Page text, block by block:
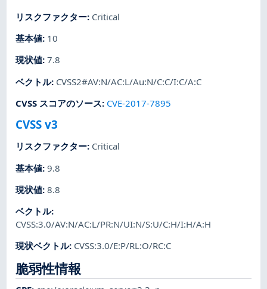
リスクファクター: Critical
基本値: 10
現状値:7.8
ベクトル: CVSS2#AV:N/AC:L/Au:N/C:C/I:C/A:C
CVSS スコアのソース: CVE-2017-7895
CVSS v3
リスクファクター: Critical
基本値:9.8
現状値:8.8
ベクトル:
CVSS:3.0/AV:N/AC:L/PR:N/UI:N/S:U/C:H/I:H/A:H
現状ベクトル: CVSS:3.0/E:P/RL:O/RC:C
脆弱性情報